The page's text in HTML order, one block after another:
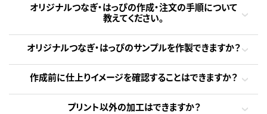
オリジナルつなぎ・はっぴの作成・注文の手順について
教えてください。
オリジナルつなぎ・はっぴのサンプルを作製できますか？
作成前に仕上りイメージを確認することはできますか？
プリント以外の加工はできますか？